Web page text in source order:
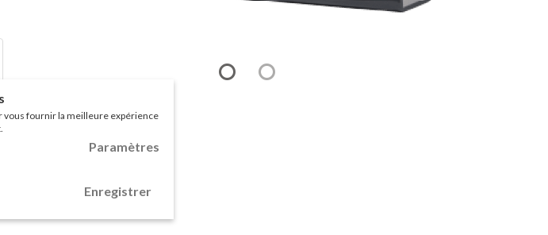
vous fournir la meilleure expérience
Paramètres
Enregistrer